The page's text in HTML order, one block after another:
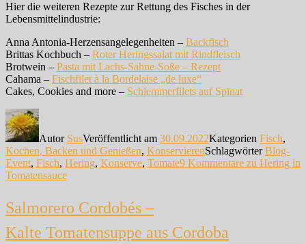
Hier die weiteren Rezepte zur Rettung des Fisches in der
Lebensmittelindustrie:
Anna Antonia-Herzensangelegenheiten – Backfisch
Brittas Kochbuch – Roter Heringssalat mit Rindfleisch
Brotwein – Pasta mit Lachs-Sahne-Soße – Rezept
Cahama – Fischfilet à la Bordelaise „de luxe“
Cakes, Cookies and more – Schlemmerfilets auf Spinat
Autor SusVeröffentlicht am 30.09.2022Kategorien Fisch,
Kochen, Backen und Genießen, KonservierenSchlagwörterBlog-
Event, Fisch, Hering, Konserve, Tomate9 Kommentare zu Hering in
Tomatensauce
Salmorero Cordobés –
Kalte Tomatensuppe aus Cordoba